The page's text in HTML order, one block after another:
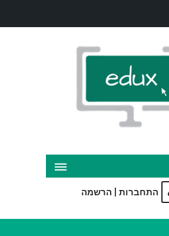
התחברות הרשמה